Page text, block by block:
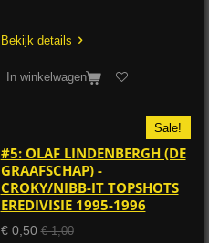
Bekijk details
In winkelwagen
Sale!
#5: OLAF LINDENBERGH (DE
GRAAFSCHAP) -
CROKY/NIBB-IT TOPSHOTS
EREDIVISIE 1995-1996
€ 0,50 € 1,00